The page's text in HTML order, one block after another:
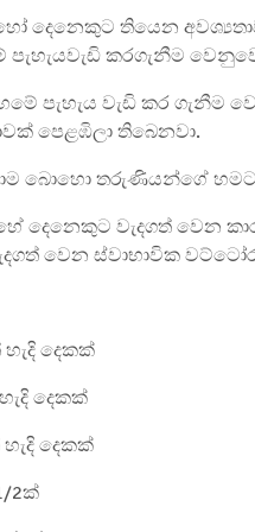
දෙනෙකුට තියෙන
පැහැයවැඩි කරගැනීම
පැහැය වැඩි කර ගැනීම
පෙළඹිලා තිබෙනවා.
බොහො තරුණියන්ගේ හමට
දෙනෙකුට වැදගත් වෙන
වෙන ස්වාභාවික
දෙකක්
දෙකක්
දෙකක්
2ක්